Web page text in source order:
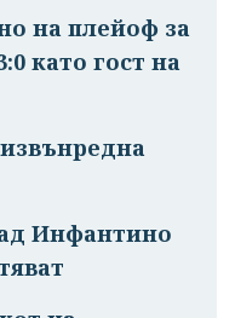
на плейоф за
като гост на
Инфантино